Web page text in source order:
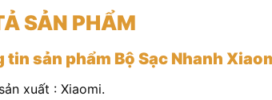
SẢN PHẨM
tin sản phẩm Bộ Sạc Nhanh
xuất : Xiaomi.